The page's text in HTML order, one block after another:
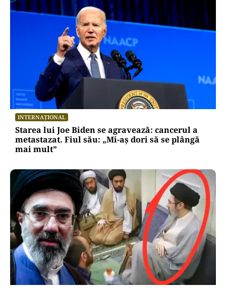
INTERNAȚIONAL
Starea lui Joe Biden se agravează: cancerul a
metastazat. Fiul său: „Mi-aș dori să se plângă
mai mult”